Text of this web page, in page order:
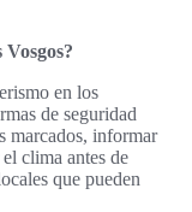
en los
de seguridad
marcados, informar
clima antes de
que pueden